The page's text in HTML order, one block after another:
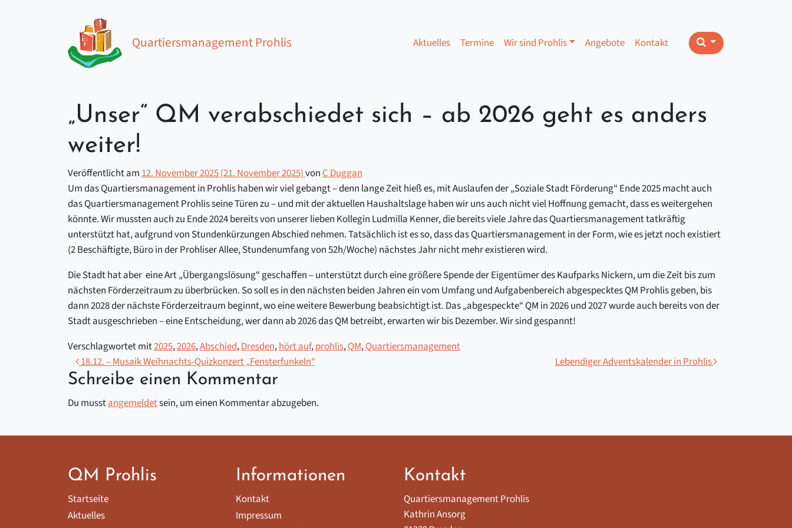
Hauptnavigation
Quartiersmanagement Prohlis Aktuelles Termine Wir sind Prohlis Angebote Kontakt
„Unser“ QM verabschiedet sich – ab 2026 geht es anders
weiter!
Veröffentlicht am12. November 2025(21. November 2025)vonC Duggan
Um das Quartiersmanagement in Prohlis haben wir viel gebangt – denn lange Zeit hieß es, mit Auslaufen der „Soziale Stadt Förderung“ Ende 2025 macht auch
das Quartiersmanagement Prohlis seine Türen zu – und mit der aktuellen Haushaltslage haben wir uns auch nicht viel Hoffnung gemacht, dass es weitergehen
könnte. Wir mussten auch zu Ende 2024 bereits von unserer lieben Kollegin Ludmilla Kenner, die bereits viele Jahre das Quartiersmanagement tatkräftig
unterstützt hat, aufgrund von Stundenkürzungen Abschied nehmen. Tatsächlich ist es so, dass das Quartiersmanagement in der Form, wie es jetzt noch existiert
(2 Beschäftigte, Büro in der Prohliser Allee, Stundenumfang von 52h/Woche) nächstes Jahr nicht mehr existieren wird.
Die Stadt hat aber eine Art „Übergangslösung“ geschaffen – unterstützt durch eine größere Spende der Eigentümer des Kaufparks Nickern, um die Zeit bis zum
nächsten Förderzeitraum zu überbrücken. So soll es in den nächsten beiden Jahren ein vom Umfang und Aufgabenbereich abgespecktes QM Prohlis geben, bis
dann 2028 der nächste Förderzeitraum beginnt, wo eine weitere Bewerbung beabsichtigt ist. Das „abgespeckte“ QM in 2026 und 2027 wurde auch bereits von der
Stadt ausgeschrieben – eine Entscheidung, wer dann ab 2026 das QM betreibt, erwarten wir bis Dezember. Wir sind gespannt!
Verschlagwortet mit2025,2026,Abschied,Dresden,hört auf,prohlis,QM,Quartiersmanagement
Beitragsnavigation
18.12. – Musaik Weihnachts-Quizkonzert „Fensterfunkeln“ Lebendiger Adventskalender in Prohlis
Schreibe einen Kommentar
Du musstangemeldetsein, um einen Kommentar abzugeben.
QM Prohlis
Startseite
Aktuelles
Informationen
Kontakt
Impressum
Kontakt
Quartiersmanagement Prohlis
Kathrin Ansorg